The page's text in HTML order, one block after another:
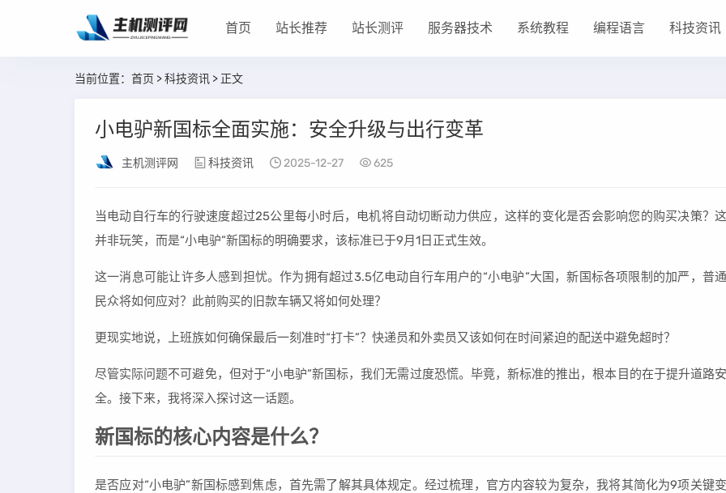
首页 站长推荐 站长测评 服务器技术 系统教程 编程语言 科技资讯
当前位置： 首页 >科技资讯 > 正文
小电驴新国标全面实施：安全升级与出行变革
主机测评网 科技资讯 2025-12-27 625
当电动自行车的行驶速度超过25公里每小时后，电机将自动切断动力供应，这样的变化是否会影响您的购买决策？这
并非玩笑，而是“小电驴”新国标的明确要求，该标准已于9月1日正式生效。
这一消息可能让许多人感到担忧。作为拥有超过3.5亿电动自行车用户的“小电驴”大国，新国标各项限制的加严，普通
民众将如何应对？此前购买的旧款车辆又将如何处理？
更现实地说，上班族如何确保最后一刻准时“打卡”？快递员和外卖员又该如何在时间紧迫的配送中避免超时？
尽管实际问题不可避免，但对于“小电驴”新国标，我们无需过度恐慌。毕竟，新标准的推出，根本目的在于提升道路安
全。接下来，我将深入探讨这一话题。
新国标的核心内容是什么？
是否应对“小电驴”新国标感到焦虑，首先需了解其具体规定。经过梳理，官方内容较为复杂，我将其简化为9项关键变